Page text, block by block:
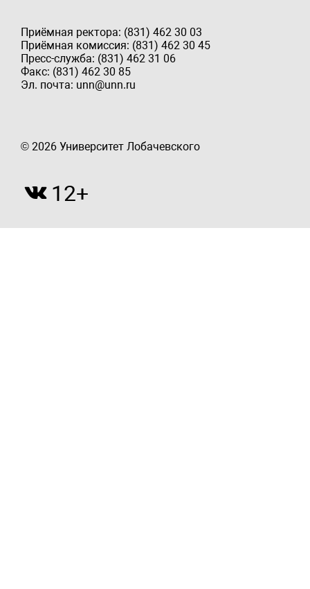
Приёмная ректора: (831) 462 30 03
Приёмная комиссия: (831) 462 30 45
Пресс-служба: (831) 462 31 06
Факс: (831) 462 30 85
Эл. почта: unn@unn.ru
© 2026 Университет Лобачевского
12+